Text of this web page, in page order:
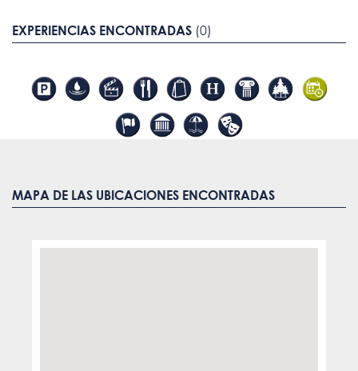
EXPERIENCIAS ENCONTRADAS (0)
MAPA DE LAS UBICACIONES ENCONTRADAS